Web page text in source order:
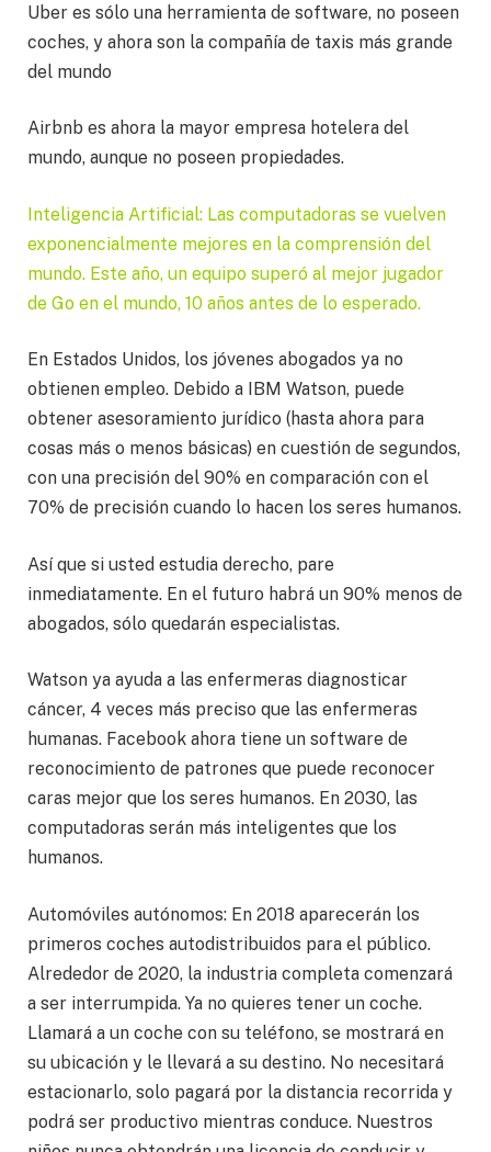
Uber es sólo una herramienta de software, no poseen
coches, y ahora son la compañía de taxis más grande
del mundo
Airbnb es ahora la mayor empresa hotelera del
mundo, aunque no poseen propiedades.
Inteligencia Artificial: Las computadoras se vuelven
exponencialmente mejores en la comprensión del
mundo. Este año, un equipo superó al mejor jugador
de Go en el mundo, 10 años antes de lo esperado.
En Estados Unidos, los jóvenes abogados ya no
obtienen empleo. Debido a IBM Watson, puede
obtener asesoramiento jurídico (hasta ahora para
cosas más o menos básicas) en cuestión de segundos,
con una precisión del 90% en comparación con el
70% de precisión cuando lo hacen los seres humanos.
Así que si usted estudia derecho, pare
inmediatamente. En el futuro habrá un 90% menos de
abogados, sólo quedarán especialistas.
Watson ya ayuda a las enfermeras diagnosticar
cáncer, 4 veces más preciso que las enfermeras
humanas. Facebook ahora tiene un software de
reconocimiento de patrones que puede reconocer
caras mejor que los seres humanos. En 2030, las
computadoras serán más inteligentes que los
humanos.
Automóviles autónomos: En 2018 aparecerán los
primeros coches autodistribuidos para el público.
Alrededor de 2020, la industria completa comenzará
a ser interrumpida. Ya no quieres tener un coche.
Llamará a un coche con su teléfono, se mostrará en
su ubicación y le llevará a su destino. No necesitará
estacionarlo, solo pagará por la distancia recorrida y
podrá ser productivo mientras conduce. Nuestros